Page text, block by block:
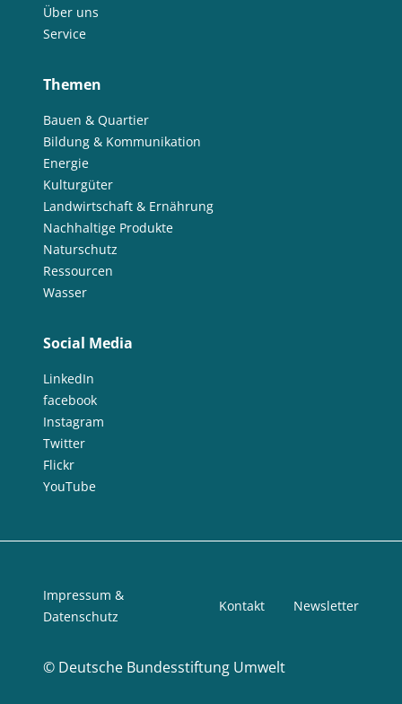
Über uns
Service
Themen
Bauen & Quartier
Bildung & Kommunikation
Energie
Kulturgüter
Landwirtschaft & Ernährung
Nachhaltige Produkte
Naturschutz
Ressourcen
Wasser
Social Media
LinkedIn
facebook
Instagram
Twitter
Flickr
YouTube
© Deutsche Bundesstiftung Umwelt
Impressum &
Datenschutz
Kontakt Newsletter